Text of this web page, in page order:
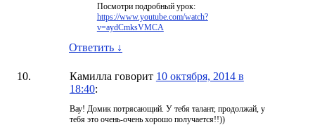
Посмотри подробный урок:
https://www.youtube.com/watch?
v=aydCmksVMCA
Ответить ↓
Камилла говорит 10 октября, 2014 в
18:40:
Вау! Домик потрясающий. У тебя талант, продолжай, у
тебя это очень-очень хорошо получается!!))